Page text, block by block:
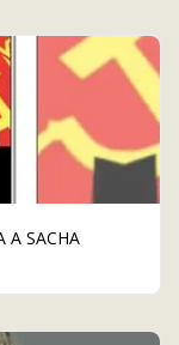
A SACHA